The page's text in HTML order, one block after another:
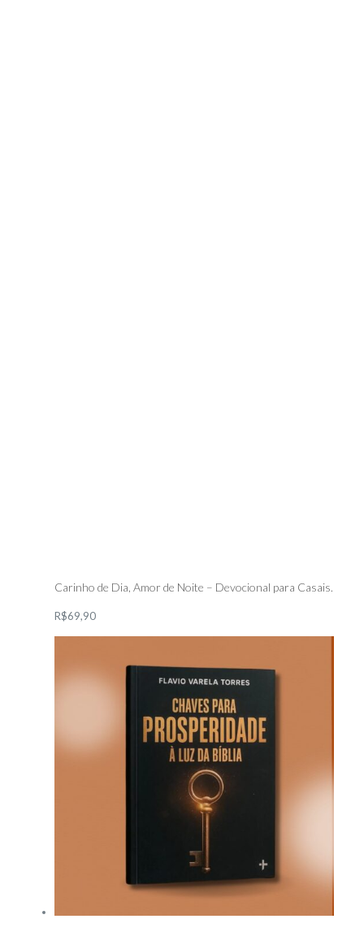
Carinho de Dia, Amor de Noite – Devocional para Casais.
R$69,90